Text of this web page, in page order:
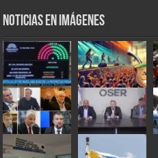
Noticias en Imágenes